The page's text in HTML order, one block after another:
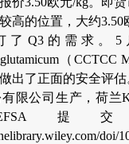
高的位置，大约
了Q3的需求。5
glutamicum（CCTCC
出了正面的安全评
限公司生产，荷兰
提
doi/